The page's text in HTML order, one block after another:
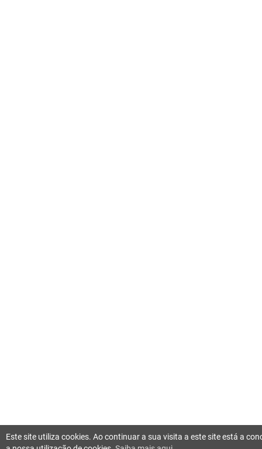
Este site utiliza cookies. Ao continuar a sua visita a este site está a